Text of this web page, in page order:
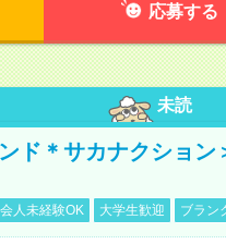
応募する
未読
ド＊サカナクショ
人未経験OK 大学生歓迎 ブラン